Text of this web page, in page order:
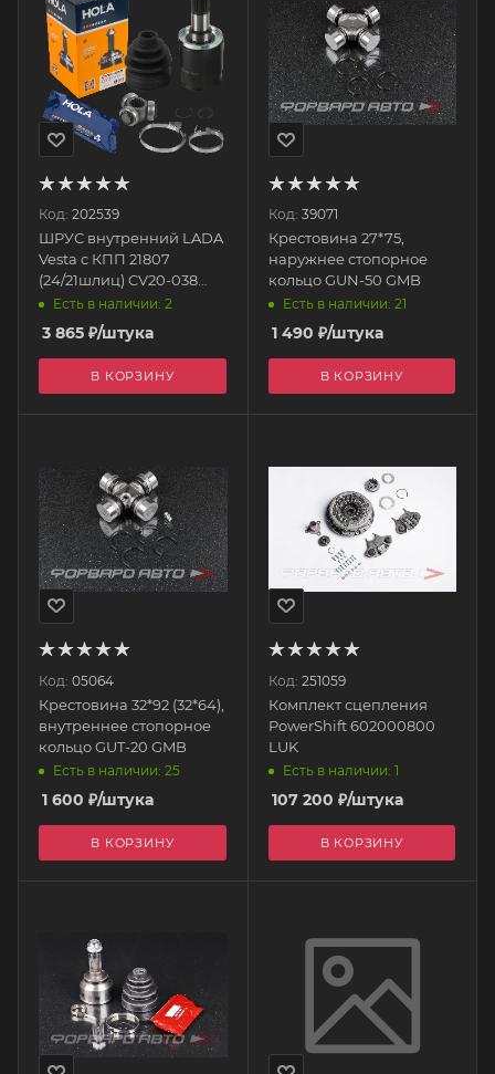
Код: 202539
ШРУС внутренний LADA
Vesta c КПП 21807
(24/21шлиц) CV20-038
HOLA
Есть в наличии: 2
3 865 ₽/штука
В КОРЗИНУ
Код: 39071
Крестовина 27*75,
наружнее стопорное
кольцо GUN-50 GMB
Есть в наличии: 21
1 490 ₽/штука
В КОРЗИНУ
Код: 05064
Крестовина 32*92 (32*64),
внутреннее стопорное
кольцо GUT-20 GMB
Есть в наличии: 25
1 600 ₽/штука
В КОРЗИНУ
Код: 251059
Комплект сцепления
PowerShift 602000800
LUK
Есть в наличии: 1
107 200 ₽/штука
В КОРЗИНУ